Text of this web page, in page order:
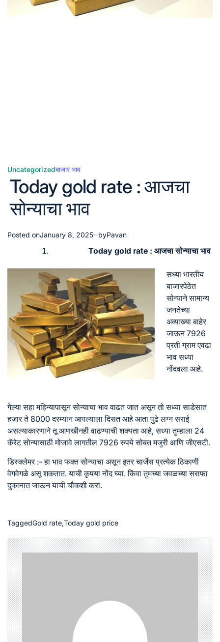
Posted
Uncategorizedबाजार भाव
Today gold rate : आजचा
सोन्याचा भाव
Posted onJanuary 8, 2025 byPavan
Today gold rate : आजचा सोन्याचा भाव
सध्या भारतीय
बाजारपेठेत
सोन्याने सामान्य
जनतेच्या
अव्याख्या बाहेर
जाऊन 7926
प्रती ग्राम एवढा
भाव सध्या
नोंदवला आहे.
गेल्या सहा महिन्यापासून सोन्याचा भाव वाढत जात असून तो सध्या साडेसात
हजार ते 8000 दरम्यान आपल्याला दिसत आहे आता पुढे लग्न सराई
असल्याकारणाने तू आणखीनही वाढण्याची शक्यता आहे, सध्या तुम्हाला 24
कॅरेट सोन्यासाठी मोजावे लागतील 7926 रुपये सोबत मजुरी आणि जीएसटी.
डिस्क्लेमर :- हा भाव फक्त सोन्याचा असून इतर चार्जेस प्रत्येक ठिकाणी
वेगवेगळे असू शकतात. याची कृपया नोंद घ्या. किंवा तुमच्या जवळच्या सराफा
दुकानात जाऊन याची चौकशी करा.
TaggedGold rate,Today gold price